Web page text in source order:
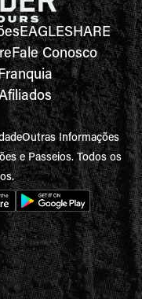
EAGLESHARE
Fale Conosco
Outras Informações
e Passeios. Todos os